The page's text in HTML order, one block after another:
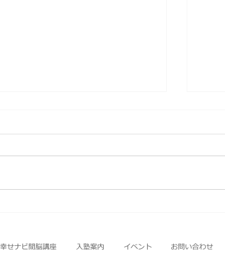
幸せナビ間脳講座 入塾案内 イベント お問い合わせ